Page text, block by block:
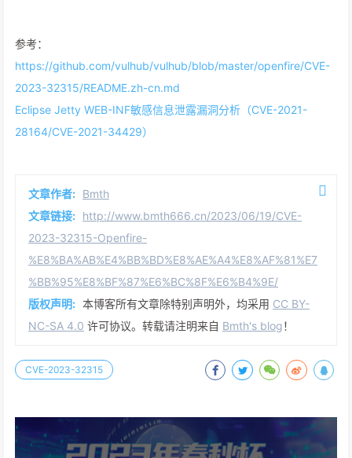
参考：
https://github.com/vulhub/vulhub/blob/master/openfire/CVE-
2023-32315/README.zh-cn.md
Eclipse Jetty WEB-INF敏感信息泄露漏洞分析（CVE-2021-
28164/CVE-2021-34429）
文章作者: Bmth
文章链接: http://www.bmth666.cn/2023/06/19/CVE-
2023-32315-Openfire-
%E8%BA%AB%E4%BB%BD%E8%AE%A4%E8%AF%81%E7
%BB%95%E8%BF%87%E6%BC%8F%E6%B4%9E/
版权声明: 本博客所有文章除特别声明外，均采用 CC BY-
NC-SA 4.0 许可协议。转载请注明来自 Bmth's blog！
CVE-2023-32315